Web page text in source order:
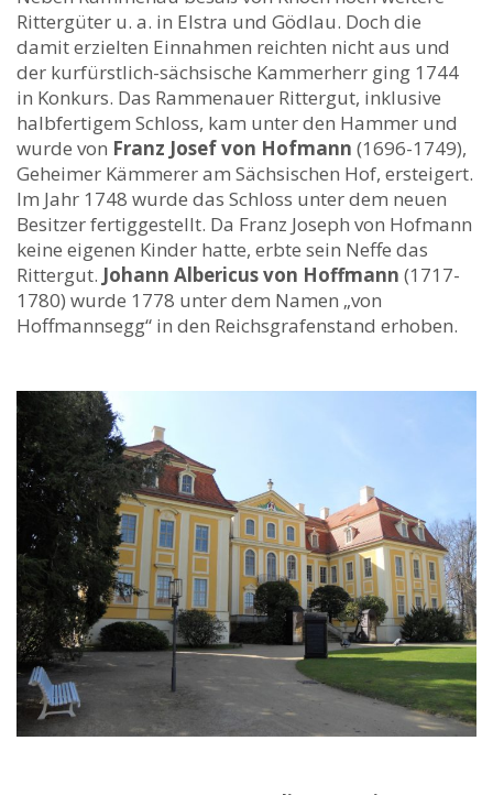
Rittergüter u. a. in Elstra und Gödlau. Doch die
damit erzielten Einnahmen reichten nicht aus und
der kurfürstlich-sächsische Kammerherr ging 1744
in Konkurs. Das Rammenauer Rittergut, inklusive
halbfertigem Schloss, kam unter den Hammer und
wurde von Franz Josef von Hofmann (1696-1749),
Geheimer Kämmerer am Sächsischen Hof, ersteigert.
Im Jahr 1748 wurde das Schloss unter dem neuen
Besitzer fertiggestellt. Da Franz Joseph von Hofmann
keine eigenen Kinder hatte, erbte sein Neffe das
Rittergut. Johann Albericus von Hoffmann (1717-
1780) wurde 1778 unter dem Namen „von
Hoffmannsegg“ in den Reichsgrafenstand erhoben.